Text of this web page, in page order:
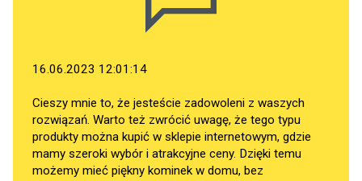
16.06.2023 12:01:14
Cieszy mnie to, że jesteście zadowoleni z waszych
rozwiązań. Warto też zwrócić uwagę, że tego typu
produkty można kupić w sklepie internetowym, gdzie
mamy szeroki wybór i atrakcyjne ceny. Dzięki temu
możemy mieć piękny kominek w domu, bez